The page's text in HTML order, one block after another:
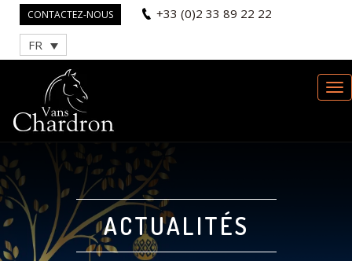
CONTACTEZ-NOUS +33 (0)2 33 89 22 22
FR
ACTUALITÉS